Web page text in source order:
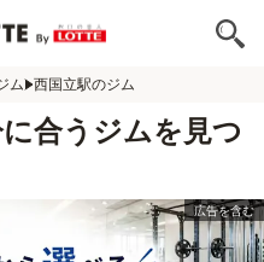
ム 西国立駅のジム
合うジムを見つ